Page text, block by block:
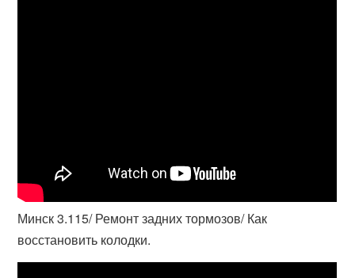
Минск 3.115/ Ремонт задних тормозов/ Как
восстановить колодки.